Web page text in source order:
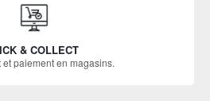
& COLLECT
paiement en magasins.